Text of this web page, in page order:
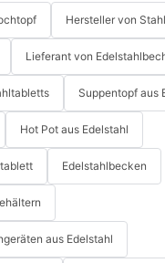
Hersteller von
Lieferant von
Suppentopf aus
Hot Pot aus Edelstahl
Edelstahlbecken
aus Edelstahl